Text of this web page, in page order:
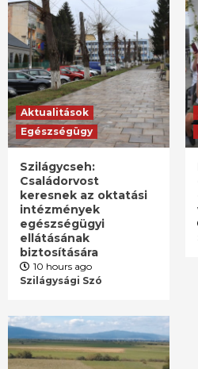
Aktualitások
Egészségügy
Szilágycseh:
Családorvost
keresnek az oktatási
intézmények
egészségügyi
ellátásának
biztosítására
10 hours ago
Szilágysági Szó